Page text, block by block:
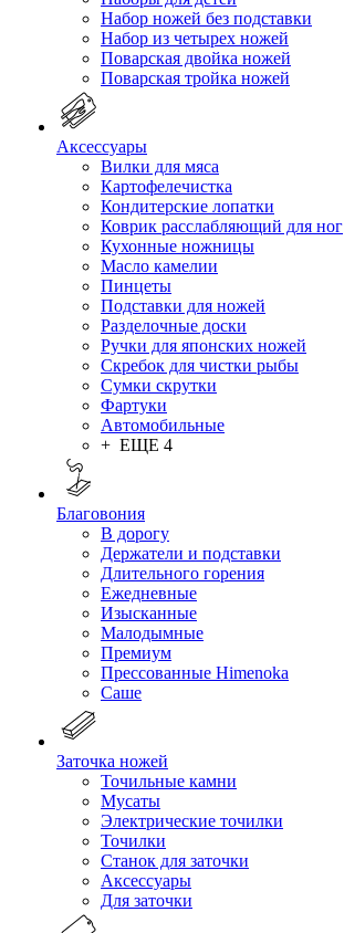
Набор ножей без подставки
Набор из четырех ножей
Поварская двойка ножей
Поварская тройка ножей
Аксессуары
Вилки для мяса
Картофелечистка
Кондитерские лопатки
Коврик расслабляющий для ног
Кухонные ножницы
Масло камелии
Пинцеты
Подставки для ножей
Разделочные доски
Ручки для японских ножей
Скребок для чистки рыбы
Сумки скрутки
Фартуки
Автомобильные
+ ЕЩЕ 4
Благовония
В дорогу
Держатели и подставки
Длительного горения
Ежедневные
Изысканные
Малодымные
Премиум
Прессованные Himenoka
Саше
Заточка ножей
Точильные камни
Мусаты
Электрические точилки
Точилки
Станок для заточки
Аксессуары
Для заточки